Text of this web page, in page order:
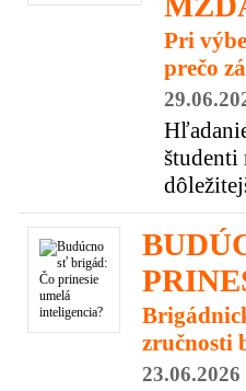
Pri
prečo
študenti
zručnosti
23.06.2026